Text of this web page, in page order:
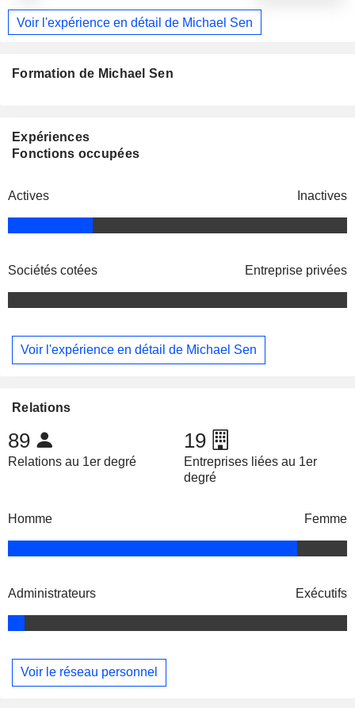
Voir l'expérience en détail de Michael Sen
Formation de Michael Sen
Expériences
Fonctions occupées
Actives Inactives
Sociétés cotées Entreprise privées
Voir l'expérience en détail de Michael Sen
Relations
89
Relations au 1er degré
19
Entreprises liées au 1er
degré
Homme Femme
Administrateurs Exécutifs
Voir le réseau personnel